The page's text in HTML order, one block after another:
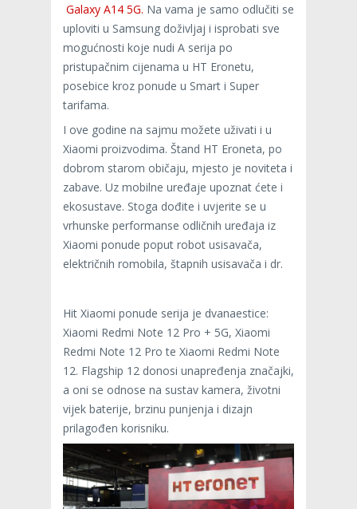
Galaxy A14 5G. Na vama je samo odlučiti se
uploviti u Samsung doživljaj i isprobati sve
mogućnosti koje nudi A serija po
pristupačnim cijenama u HT Eronetu,
posebice kroz ponude u Smart i Super
tarifama.
I ove godine na sajmu možete uživati i u
Xiaomi proizvodima. Štand HT Eroneta, po
dobrom starom običaju, mjesto je noviteta i
zabave. Uz mobilne uređaje upoznat ćete i
ekosustave. Stoga dođite i uvjerite se u
vrhunske performanse odličnih uređaja iz
Xiaomi ponude poput robot usisavača,
električnih romobila, štapnih usisavača i dr.
Hit Xiaomi ponude serija je dvanaestice:
Xiaomi Redmi Note 12 Pro + 5G, Xiaomi
Redmi Note 12 Pro te Xiaomi Redmi Note
12. Flagship 12 donosi unapređenja značajki,
a oni se odnose na sustav kamera, životni
vijek baterije, brzinu punjenja i dizajn
prilagođen korisniku.